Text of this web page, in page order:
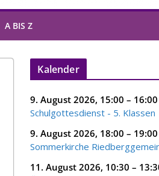
A BIS Z
Kalender
9. August 2026, 15:00 – 16:00
Schulgottesdienst - 5. Klassen
9. August 2026, 18:00 – 19:00
Sommerkirche
11. August 2026, 10:30 –